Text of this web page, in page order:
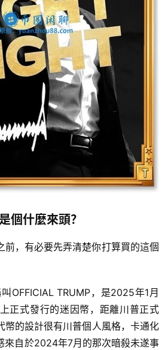
個什麼來頭？
前，有必要先弄清楚你打算買的這個
OFFICIAL TRUMP，是2025年1月
正式發行的迷因幣，距離川普正式
幣的設計很有川普個人風格，卡通化
來自於2024年7月的那次暗殺未遂事